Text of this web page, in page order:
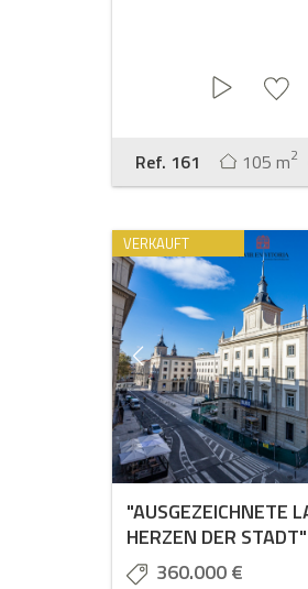
Ref. 161 105 m2
VERKAUFT
"AUSGEZEICHNETE
HERZEN DER STADT"
360.000 €